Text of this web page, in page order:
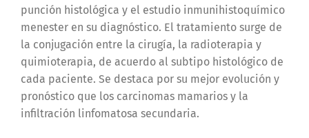
punción histológica y el estudio inmunihistoquímico
menester en su diagnóstico. El tratamiento surge de
la conjugación entre la cirugía, la radioterapia y
quimioterapia, de acuerdo al subtipo histológico de
cada paciente. Se destaca por su mejor evolución y
pronóstico que los carcinomas mamarios y la
infiltración linfomatosa secundaria.